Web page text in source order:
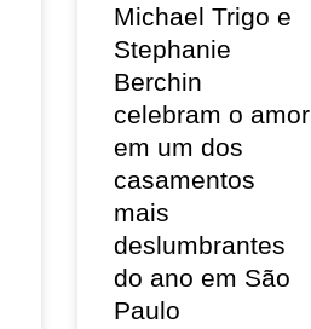
Michael Trigo e
Stephanie
Berchin
celebram o amor
em um dos
casamentos
mais
deslumbrantes
do ano em São
Paulo